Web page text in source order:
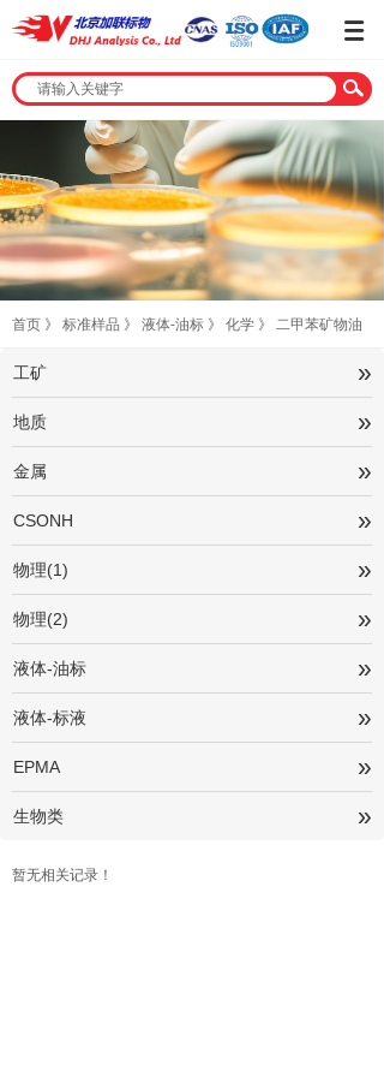
首页 》 标准样品 》 液体-油标 》 化学 》 二甲苯矿物油
工矿 »
地质 »
金属 »
CSONH »
物理(1) »
物理(2) »
液体-油标 »
液体-标液 »
EPMA »
生物类 »
暂无相关记录！